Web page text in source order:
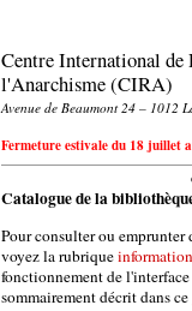
Centre International de
l'Anarchisme (CIRA)
Avenue de Beaumont 24 – 1012
Fermeture estivale du 18 juillet
Catalogue de la
Pour consulter ou emprunter
voyez la rubrique
fonctionnement de l'interface
sommairement décrit dans ce